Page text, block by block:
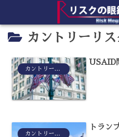
カントリーリス
カントリーリスク
USAID
カントリーリスク
トラン